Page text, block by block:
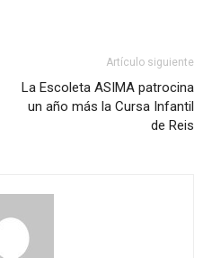
Artículo siguiente
La Escoleta ASIMA patrocina
un año más la Cursa Infantil
de Reis